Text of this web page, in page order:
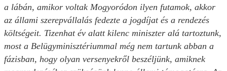
a lábán, amikor voltak Mogyoródon ilyen futamok, akkor
az állami szerepvállalás fedezte a jogdíjat és a rendezés
költségeit. Tizenhat év alatt kilenc miniszter alá tartoztunk,
most a Belügyminisztériummal még nem tartunk abban a
fázisban, hogy olyan versenyekről beszéljünk, amiknek